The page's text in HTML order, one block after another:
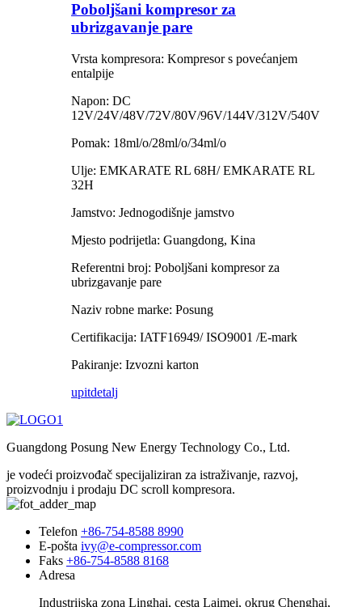
Poboljšani kompresor za
ubrizgavanje pare
Vrsta kompresora: Kompresor s povećanjem
entalpije
Napon: DC
12V/24V/48V/72V/80V/96V/144V/312V/540V
Pomak: 18ml/o/28ml/o/34ml/o
Ulje: EMKARATE RL 68H/ EMKARATE RL
32H
Jamstvo: Jednogodišnje jamstvo
Mjesto podrijetla: Guangdong, Kina
Referentni broj: Poboljšani kompresor za
ubrizgavanje pare
Naziv robne marke: Posung
Certifikacija: IATF16949/ ISO9001 /E-mark
Pakiranje: Izvozni karton
upitdetalj
Guangdong Posung New Energy Technology Co., Ltd.
je vodeći proizvođač specijaliziran za istraživanje, razvoj,
proizvodnju i prodaju DC scroll kompresora.
Telefon +86-754-8588 8990
E-pošta ivy@e-compressor.com
Faks +86-754-8588 8168
Adresa
Industrijska zona Linghai, cesta Laimei, okrug Chenghai,